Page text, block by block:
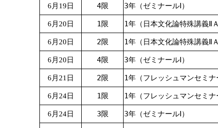
6月19日 4限 3年（ゼミナールⅠ）
6月20日 1限 1年（日本文化論特殊講義Ⅱ
6月20日 2限 1年（日本文化論特殊講義Ⅱ
6月20日 4限 3年（ゼミナールⅠ）
6月21日 2限 1年（フレッシュマンセミナ
6月24日 1限 1年（フレッシュマンセミナ
6月24日 3限 3年（ゼミナールⅠ）